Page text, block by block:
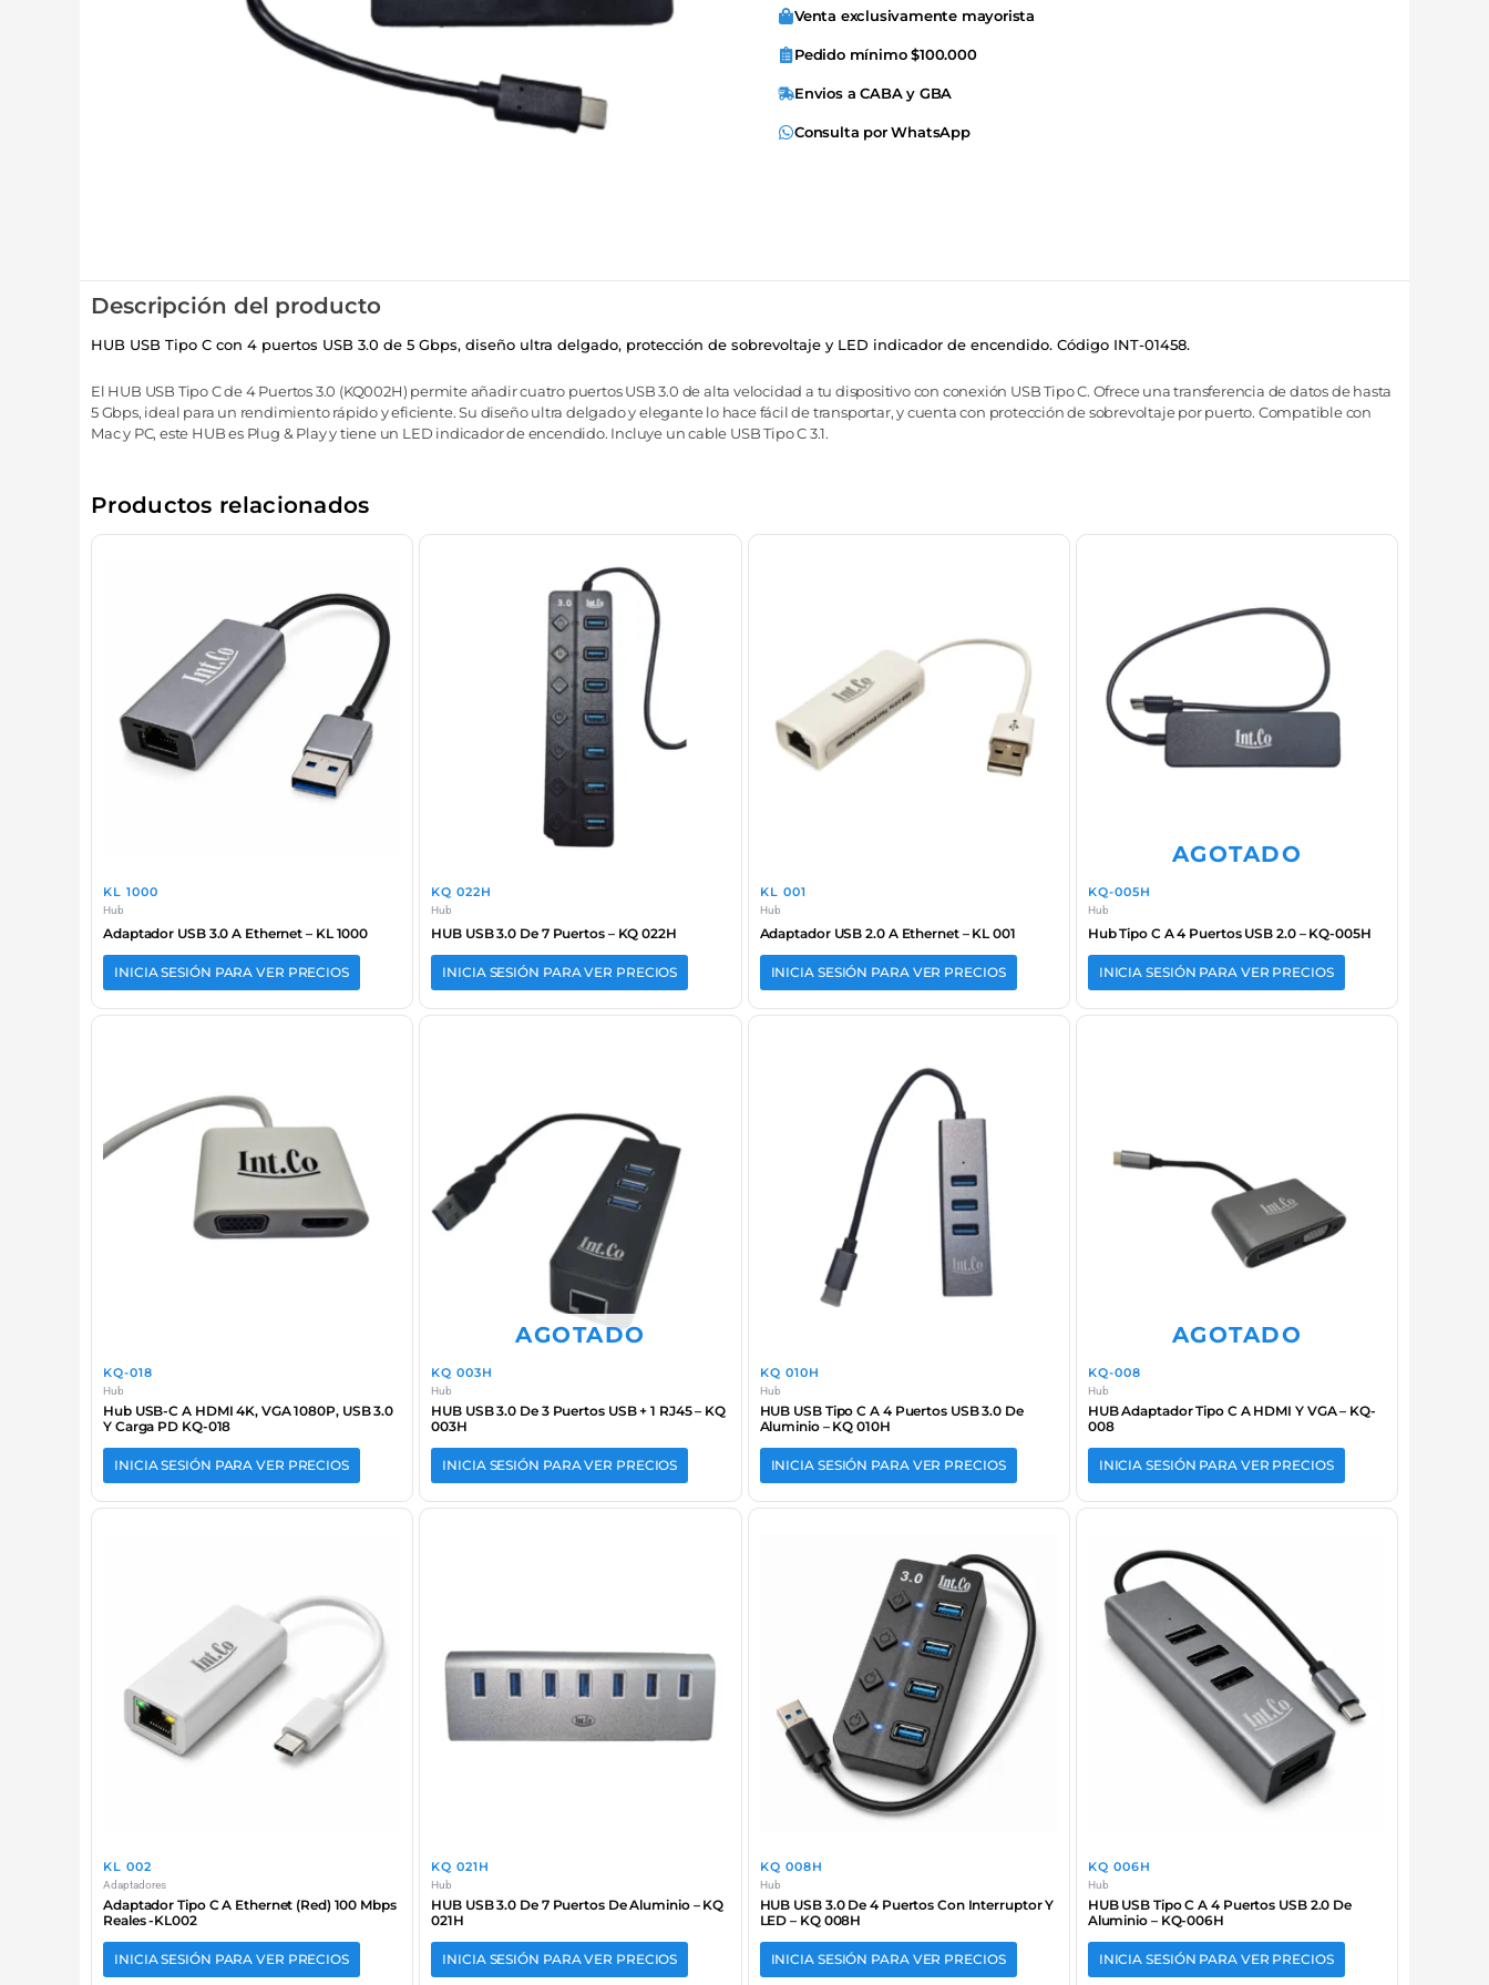
Venta exclusivamente mayorista
Pedido mínimo $100.000
Envios a CABA y GBA
Consulta por WhatsApp
Descripción del producto
HUB USB Tipo C con 4 puertos USB 3.0 de 5 Gbps, diseño ultra delgado, protección de sobrevoltaje y LED indicador de encendido. Código INT-01458.
El HUB USB Tipo C de 4 Puertos 3.0 (KQ002H) permite añadir cuatro puertos USB 3.0 de alta velocidad a tu dispositivo con conexión USB Tipo C. Ofrece una transferencia de datos de hasta
5 Gbps, ideal para un rendimiento rápido y eficiente. Su diseño ultra delgado y elegante lo hace fácil de transportar, y cuenta con protección de sobrevoltaje por puerto. Compatible con
Mac y PC, este HUB es Plug & Play y tiene un LED indicador de encendido. Incluye un cable USB Tipo C 3.1.
Productos relacionados
KL 1000
Hub
Adaptador USB 3.0 A Ethernet – KL 1000
INICIA SESIÓN PARA VER PRECIOS
KQ 022H
Hub
HUB USB 3.0 De 7 Puertos – KQ 022H
INICIA SESIÓN PARA VER PRECIOS
KL 001
Hub
Adaptador USB 2.0 A Ethernet – KL 001
INICIA SESIÓN PARA VER PRECIOS
AGOTADO
KQ-005H
Hub
Hub Tipo C A 4 Puertos USB 2.0 – KQ-005H
INICIA SESIÓN PARA VER PRECIOS
KQ-018
Hub
Hub USB-C A HDMI 4K, VGA 1080P, USB 3.0
Y Carga PD KQ-018
INICIA SESIÓN PARA VER PRECIOS
AGOTADO
KQ 003H
Hub
HUB USB 3.0 De 3 Puertos USB + 1 RJ45 – KQ
003H
INICIA SESIÓN PARA VER PRECIOS
KQ 010H
Hub
HUB USB Tipo C A 4 Puertos USB 3.0 De
Aluminio – KQ 010H
INICIA SESIÓN PARA VER PRECIOS
AGOTADO
KQ-008
Hub
HUB Adaptador Tipo C A HDMI Y VGA – KQ-
008
INICIA SESIÓN PARA VER PRECIOS
KL 002
Adaptadores
Adaptador Tipo C A Ethernet (Red) 100 Mbps
Reales -KL002
INICIA SESIÓN PARA VER PRECIOS
KQ 021H
Hub
HUB USB 3.0 De 7 Puertos De Aluminio – KQ
021H
INICIA SESIÓN PARA VER PRECIOS
KQ 008H
Hub
HUB USB 3.0 De 4 Puertos Con Interruptor Y
LED – KQ 008H
INICIA SESIÓN PARA VER PRECIOS
KQ 006H
Hub
HUB USB Tipo C A 4 Puertos USB 2.0 De
Aluminio – KQ-006H
INICIA SESIÓN PARA VER PRECIOS